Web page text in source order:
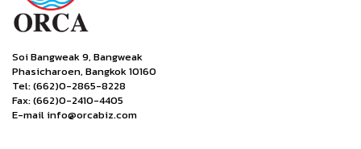
Soi Bangweak 9, Bangweak
Phasicharoen, Bangkok 10160
Tel: (662)0-2865-8228
Fax: (662)0-2410-4405
E-mail info@orcabiz.com